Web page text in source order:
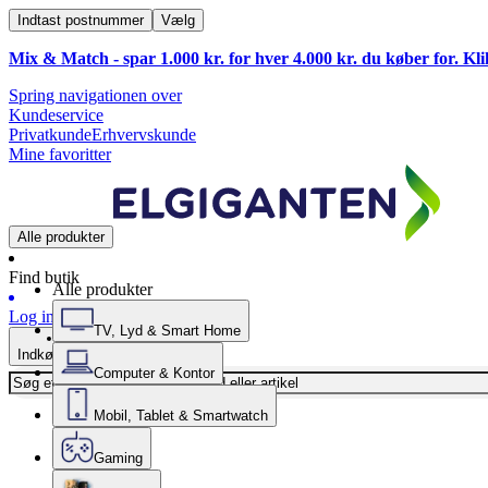
Indtast postnummer Vælg
Mix & Match - spar 1.000 kr. for hver 4.000 kr. du køber for.
Spring navigationen over
Kundeservice
PrivatkundeErhvervskunde
Mine favoritter
Alle produkter
Find butik
Log ind
Indkøbskurv
Alle produkter
TV, Lyd & Smart Home
Computer & Kontor
Mobil, Tablet & Smartwatch
Gaming